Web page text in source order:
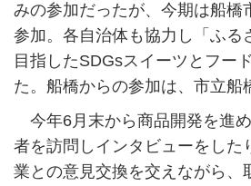
みの参加だったが、今期は船橋
参加。各自治体も協力し「ふる
目指したSDGsスイーツとフー
た。船橋からの参加は、市立船
今年6月末から商品開発を進
者を訪問しインタビューをした
業との意見交換を交えながら、